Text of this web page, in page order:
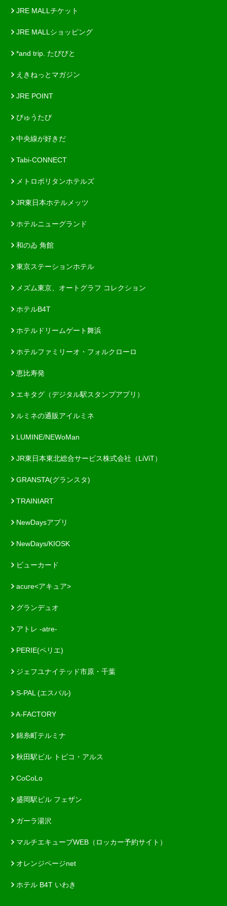
JRE MALLチケット
JRE MALLショッピング
*and trip. たびびと
えきねっとマガジン
JRE POINT
びゅうたび
中央線が好きだ
Tabi-CONNECT
メトロポリタンホテルズ
JR東日本ホテルメッツ
ホテルニューグランド
和のゐ 角館
東京ステーションホテル
メズム東京、オートグラフ コレクション
ホテルB4T
ホテルドリームゲート舞浜
ホテルファミリーオ・フォルクローロ
恵比寿発
エキタグ（デジタル駅スタンプアプリ）
ルミネの通販アイルミネ
LUMINE/NEWoMan
JR東日本東北総合サービス株式会社（LiViT）
GRANSTA(グランスタ)
TRAINIART
NewDaysアプリ
NewDays/KIOSK
ビューカード
acure<アキュア>
グランデュオ
アトレ -atre-
PERIE(ペリエ)
ジェフユナイテッド市原・千葉
S-PAL (エスパル)
A-FACTORY
錦糸町テルミナ
秋田駅ビル トピコ・アルス
CoCoLo
盛岡駅ビル フェザン
ガーラ湯沢
マルチエキューブWEB（ロッカー予約サイト）
オレンジページnet
ホテル B4T いわき